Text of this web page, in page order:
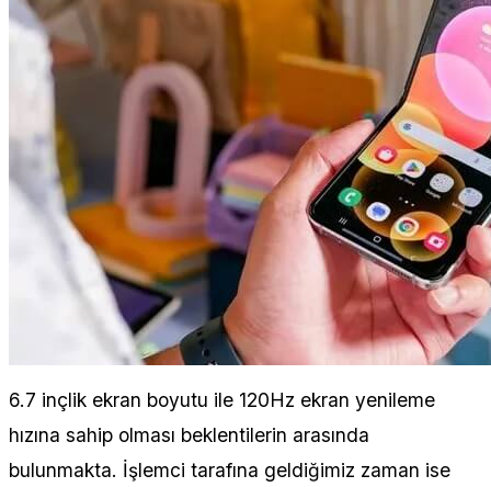
6.7 inçlik ekran boyutu ile 120Hz ekran yenileme
hızına sahip olması beklentilerin arasında
bulunmakta. İşlemci tarafına geldiğimiz zaman ise